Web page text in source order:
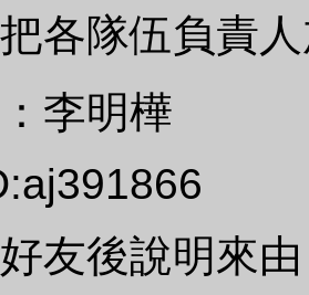
各隊伍負責
李明樺
友後說明來